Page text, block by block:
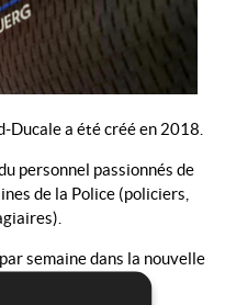
Ducale a été créé en 2018.
personnel passionnés de
de la Police (policiers,
semaine dans la nouvelle